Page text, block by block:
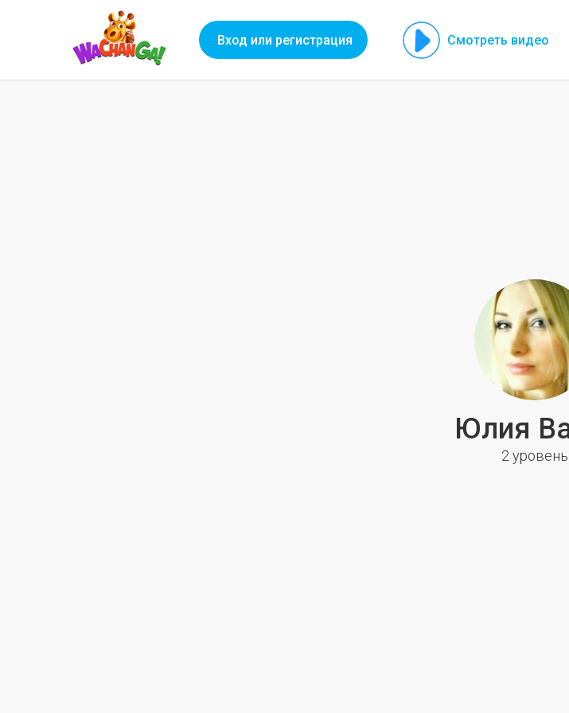
Вход или регистрация Смотреть видео
Юлия
2 уровень